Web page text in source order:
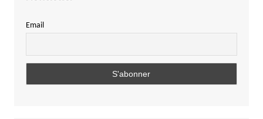
Email